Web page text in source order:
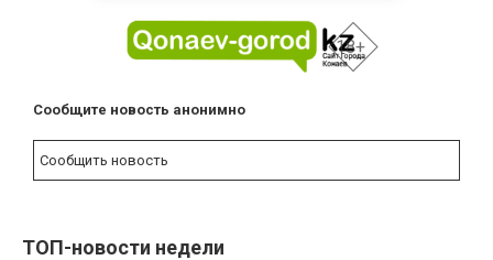
18+
Сообщите новость анонимно
Сообщить новость
ТОП-новости недели